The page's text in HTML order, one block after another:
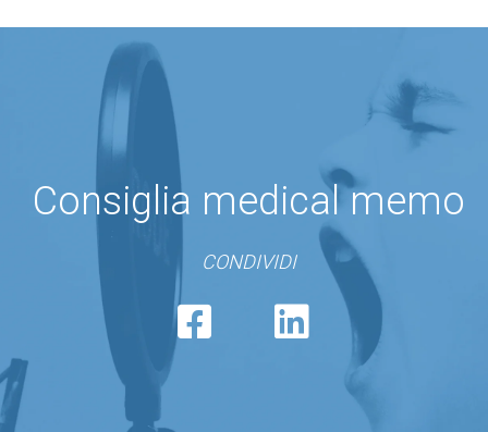
Consiglia medical memo
CONDIVIDI